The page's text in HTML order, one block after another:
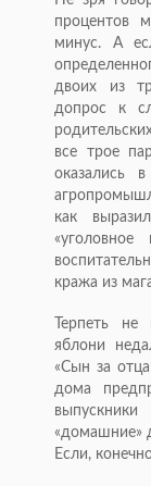
процентов
минус. А
двоих из
допрос к
все трое
оказались
как
кража из
Терпеть
яблони
«Сын за
дома
«домашние»
Если,